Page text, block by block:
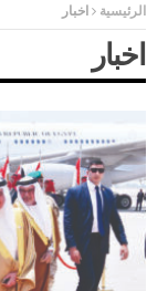
الرئيسية اخبار
اخبار